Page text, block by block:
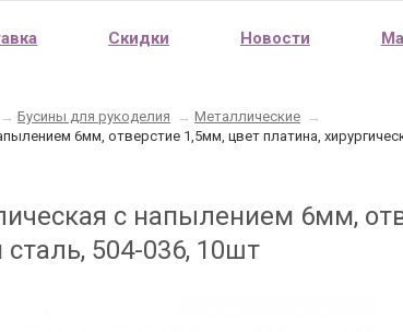
Скидки Новости
→ Бусины для рукоделия → Металлические →
6мм, отверстие 1,5мм, цвет платина,
с напылением 6мм,
сталь, 504-036, 10шт